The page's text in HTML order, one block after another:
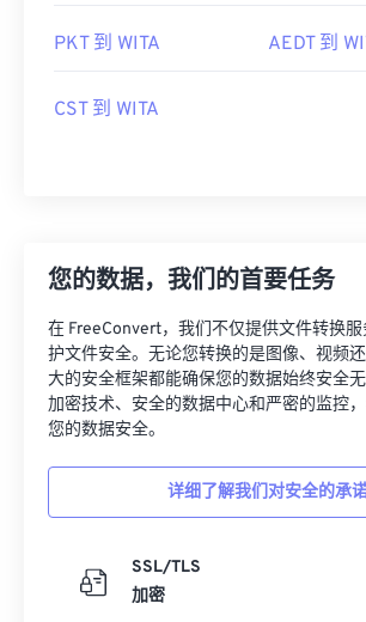
PKT 到 WITA AEDT 到
CST 到 WITA
您的数据，我们的首要任务
在 FreeConvert，我们不仅提供文件转换
护文件安全。无论您转换的是图像、视频
大的安全框架都能确保您的数据始终安全
加密技术、安全的数据中心和严密的监控
您的数据安全。
详细了解我们对安全的承
SSL/TLS
加密